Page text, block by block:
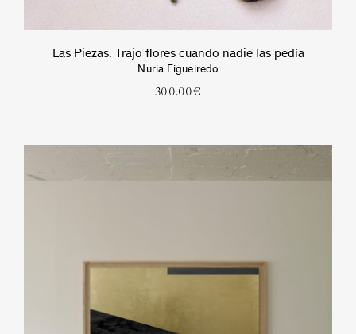
Las Piezas. Trajo flores cuando nadie las pedía
Nuria Figueiredo
300.00€